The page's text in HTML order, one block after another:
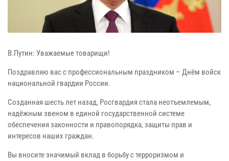
В.Путин: Уважаемые товарищи!
Поздравляю вас с профессиональным праздником – Днём войск
национальной гвардии России.
Созданная шесть лет назад, Росгвардия стала неотъемлемым,
надёжным звеном в единой государственной системе
обеспечения законности и правопорядка, защиты прав и
интересов наших граждан.
Вы вносите значимый вклад в борьбу с терроризмом и